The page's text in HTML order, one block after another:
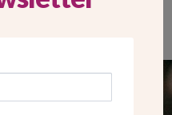
Brigitte Macron au Salon